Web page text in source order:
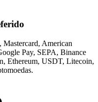
Mastercard, American
Pay, SEPA, Binance
Ethereum, USDT, Litecoin,